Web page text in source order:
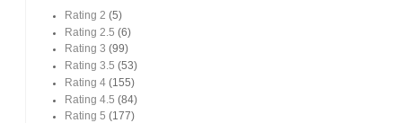
Rating 2 (5)
Rating 2.5 (6)
Rating 3 (99)
Rating 3.5 (53)
Rating 4 (155)
Rating 4.5 (84)
Rating 5 (177)